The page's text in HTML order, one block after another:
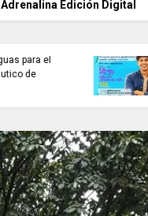
Adrenalina Edición Digital
ARTISTAS CON
Elio Roca / Te necesito
amor te necesito